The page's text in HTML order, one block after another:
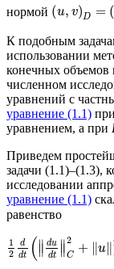
нормой (u, v)D =
К подобным
использовании
конечных объемов
численном
уравнений с
уравнение (1.1) при
уравнением, а при
Приведем
задачи (1.1)–(1.3),
исследовании
уравнение (1.1)
равенство
1
2
d
dt (∥
∥ du
dt
∥
∥
2
C + ∥u∥